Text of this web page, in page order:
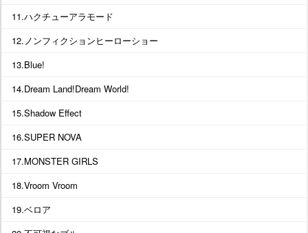
11.ハクチューアラモード
12.ノンフィクションヒーローショー
13.Blue!
14.Dream Land!Dream World!
15.Shadow Effect
16.SUPER NOVA
17.MONSTER GIRLS
18.Vroom Vroom
19.ベロア